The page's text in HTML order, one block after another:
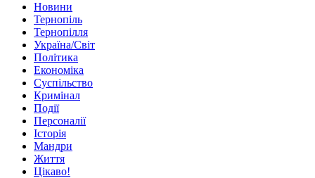
Новини
Тернопіль
Тернопілля
Україна/Світ
Політика
Економіка
Суспільство
Кримінал
Події
Персоналії
Історія
Мандри
Життя
Цікаво!